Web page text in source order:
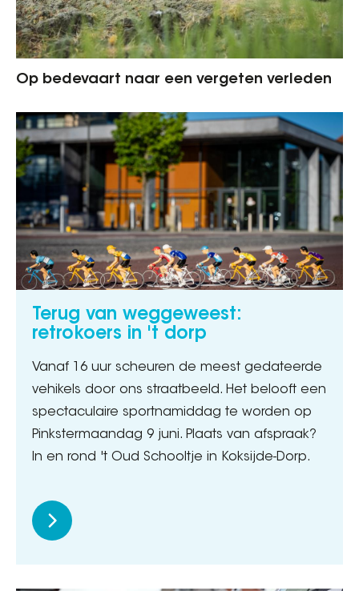
Op bedevaart naar een vergeten verleden
Terug van weggeweest:
retrokoers in 't dorp
Vanaf 16 uur scheuren de meest gedateerde
vehikels door ons straatbeeld. Het belooft een
spectaculaire sportnamiddag te worden op
Pinkstermaandag 9 juni. Plaats van afspraak?
In en rond 't Oud Schooltje in Koksijde-Dorp.